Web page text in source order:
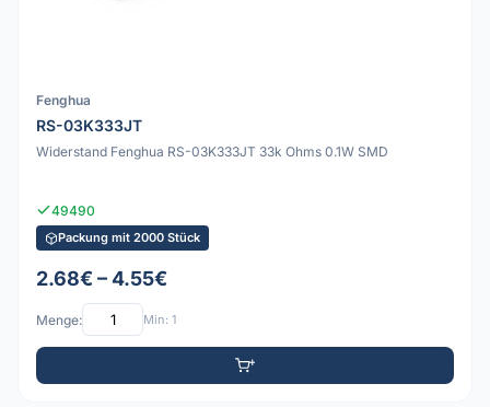
Fenghua
RS-03K333JT
Widerstand Fenghua RS-03K333JT 33k Ohms 0.1W SMD
49490
Packung mit 2000 Stück
2.68€ – 4.55€
Menge: Min: 1